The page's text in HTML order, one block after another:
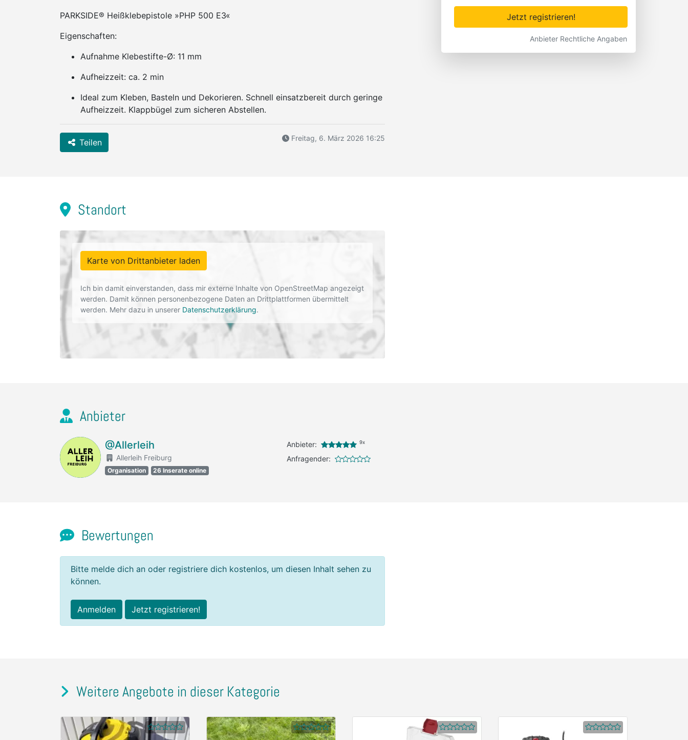
Jetzt registrieren!
Anbieter Rechtliche Angaben
PARKSIDE® Heißklebepistole »PHP 500 E3«
Eigenschaften:
Aufnahme Klebestifte-Ø: 11 mm
Aufheizzeit: ca. 2 min
Ideal zum Kleben, Basteln und Dekorieren. Schnell einsatzbereit durch geringe
Aufheizzeit. Klappbügel zum sicheren Abstellen.
Teilen Freitag, 6. März 2026 16:25
Standort
Karte von Drittanbieter laden
Ich bin damit einverstanden, dass mir externe Inhalte von OpenStreetMap angezeigt
werden. Damit können personenbezogene Daten an Drittplattformen übermittelt
werden. Mehr dazu in unserer Datenschutzerklärung.
Anbieter
@Allerleih
Allerleih Freiburg
Organisation 26 Inserate online
Anbieter: 9x
Anfragender:
Bewertungen
Bitte melde dich an oder registriere dich kostenlos, um diesen Inhalt sehen zu
können.
Anmelden Jetzt registrieren!
Weitere Angebote in dieser Kategorie